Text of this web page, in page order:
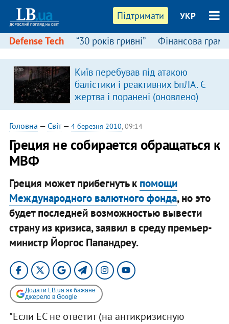
Підтримати УКР
Defense Tech “30 років гривні” Фінансова
Київ перебував під атакою
балістики і реактивних БпЛА. Є
жертва і поранені (оновлено)
Головна — Світ— 4 березня 2010, 09:14
Греция не собирается обращаться к
МВФ
Греция может прибегнуть кпомощи
Международного валютного фонда, но это
будет последней возможностью вывести
страну из кризиса, заявил в среду премьер-
министр Йоргос Папандреу.
Додати LB.ua як бажане
джерело в Google
"Если ЕС не ответит (на антикризисную